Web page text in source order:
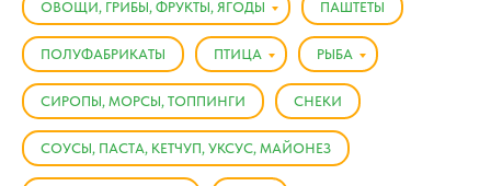
ОВОЩИ, ГРИБЫ, ФРУКТЫ, ЯГОДЫ ПАШТЕТЫ
ПОЛУФАБРИКАТЫ ПТИЦА РЫБА
СИРОПЫ, МОРСЫ, ТОППИНГИ СНЕКИ
СОУСЫ, ПАСТА, КЕТЧУП, УКСУС, МАЙОНЕЗ